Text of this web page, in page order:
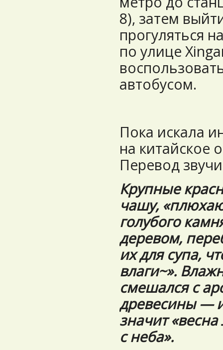
8), затем
прогуляться
по улице
автобусом.
Пока искала
на китайское
Перевод
Крупные
чашу,
голубого
деревом,
их для супа,
влаги~».
смешался с
древесины —
значит
с неба».